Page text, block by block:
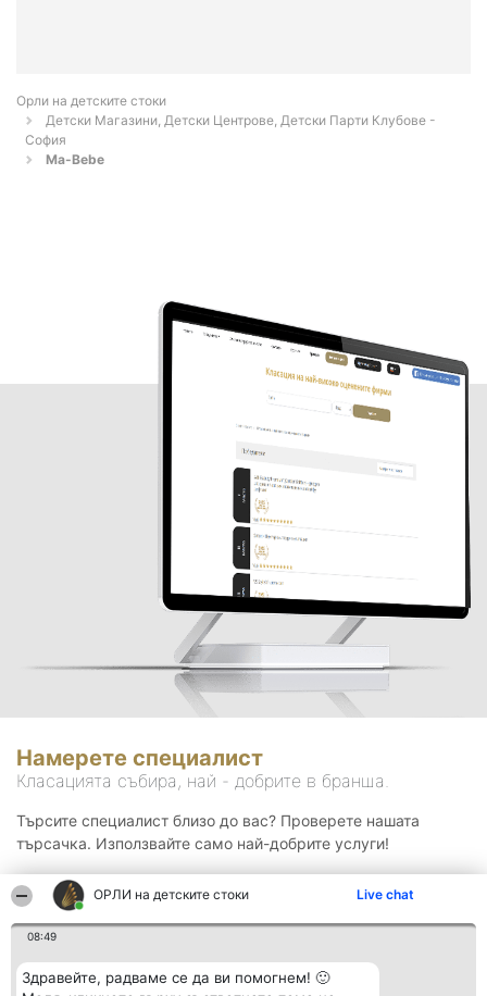
ОРЛИ на детските стоки Live chat
08:49
Здравейте, радваме се да ви помогнем! 🙂
Орли на детските стоки
Детски Магазини, Детски Центрове, Детски Парти Клубове -
София
Ma-Bebe
Намерете специалист
Класацията събира, най - добрите в бранша.
Търсите специалист близо до вас? Проверете нашата
търсачка. Използвайте само най-добрите услуги!